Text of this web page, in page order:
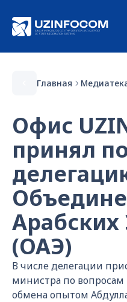
Главная
Офис
принял
(ОАЭ)
В числе делегации
министра по вопросам
обмена опытом